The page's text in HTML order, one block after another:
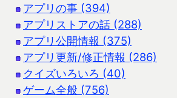
アプリの事 (394)
アプリストアの話 (288)
アプリ公開情報 (375)
アプリ更新/修正情報 (286)
クイズいろいろ (40)
ゲーム全般 (756)